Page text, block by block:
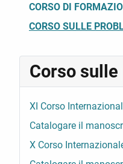
CORSO DI
CORSO SULLE
Corso
XI Corso
Catalogare il
X Corso